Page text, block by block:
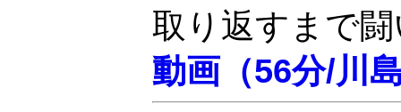
取り返すまで
動画（56分/川